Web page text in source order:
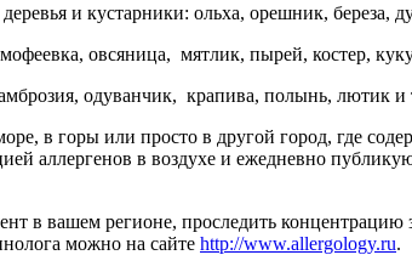
и кустарники: ольха, орешник, береза,
овсяница, мятлик, пырей, костер,
одуванчик, крапива, полынь, лютик и
в горы или просто в другой город, где
аллергенов в воздухе и ежедневно
в вашем регионе, проследить концентрацию
можно на сайте http://www.allergology.ru.